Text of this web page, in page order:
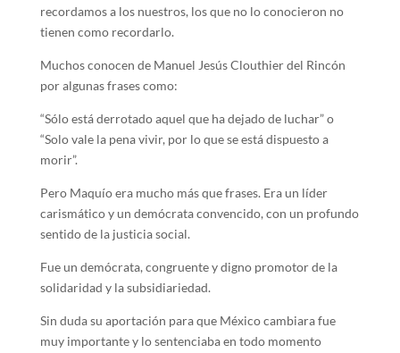
recordamos a los nuestros, los que no lo conocieron no
tienen como recordarlo.
Muchos conocen de Manuel Jesús Clouthier del Rincón
por algunas frases como:
“Sólo está derrotado aquel que ha dejado de luchar” o
“Solo vale la pena vivir, por lo que se está dispuesto a
morir”.
Pero Maquío era mucho más que frases. Era un líder
carismático y un demócrata convencido, con un profundo
sentido de la justicia social.
Fue un demócrata, congruente y digno promotor de la
solidaridad y la subsidiariedad.
Sin duda su aportación para que México cambiara fue
muy importante y lo sentenciaba en todo momento